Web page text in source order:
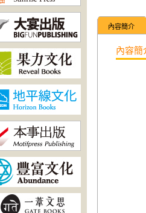
內容簡介
內容簡